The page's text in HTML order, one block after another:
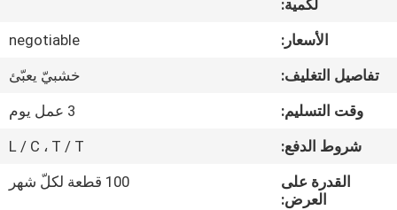
المعمل
رقابة
جودة
لكمية:
الأسعار:
negotiable
تفاصيل التغليف:
خشبيّ يعبّئ
وقت التسليم:
3 عمل يوم
شروط الدفع:
L / C ، T / T
القدرة على
العرض:
100 قطعة لكلّ شهر